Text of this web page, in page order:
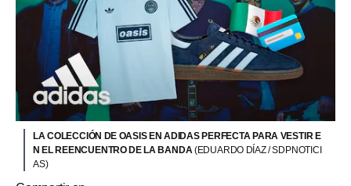
LA COLECCIÓN DE OASIS EN ADIDAS PERFECTA PARA VESTIR E
N EL REENCUENTRO DE LA BANDA(EDUARDO DÍAZ / SDPNOTICI
AS)